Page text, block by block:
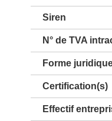
Siren
N° de TVA
Forme
Certification(s)
Effectif